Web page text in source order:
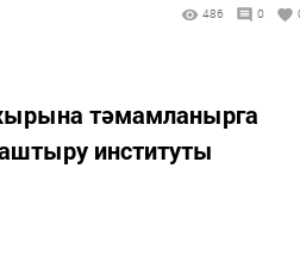
486 0
тәмамланырга
институты